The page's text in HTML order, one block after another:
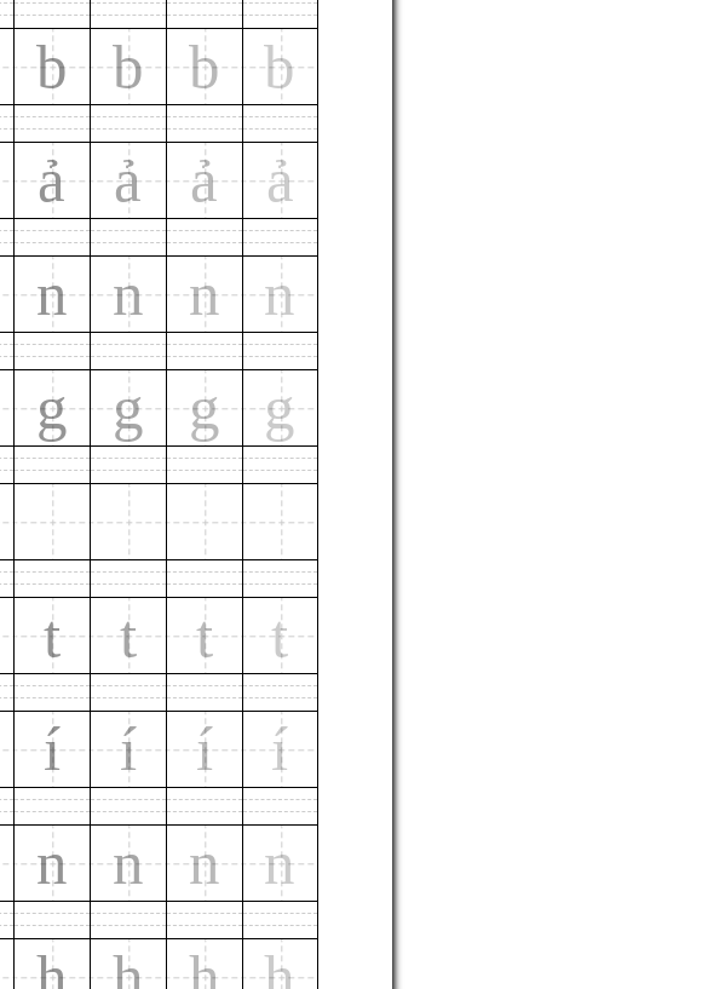
b b b
b
ả ả ả
ả
n n n
n
g g g g
t t t
t
í í í
í
n n n
n